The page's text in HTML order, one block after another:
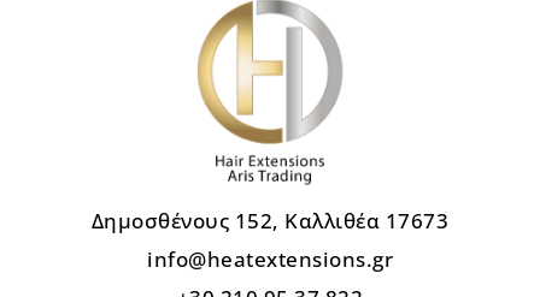
Δημοσθένους 152, Καλλιθέα 17673
info@heatextensions.gr